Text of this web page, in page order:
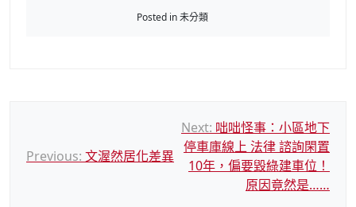
Posted in 未分類
章
Previous: 文渥然居化差異
Next: 咄咄怪事：小區地下
停車庫線上 法律 諮詢閑置
10年，偏要毀綠建車位！
原因竟然是……